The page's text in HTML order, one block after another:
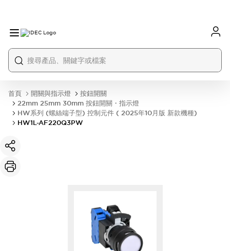
首頁 開關與指示燈
按鈕開關
22mm 25mm 30mm 按鈕開關・指示燈
HW系列 (螺絲端子型) 控制元件 ( 2025年10月版 新款機種)
HW1L-AF220Q3PW